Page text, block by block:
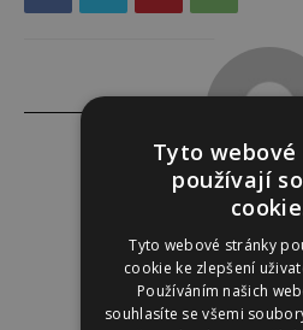
Tereza
Tyto
používají
Tyto webové stránky
cookie ke zlepšení
Používáním našich
souhlasíte se všemi